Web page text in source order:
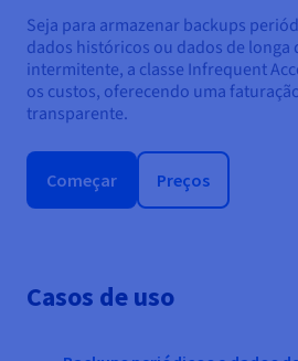
Seja para armazenar backups
dados históricos ou dados de longa
intermitente, a classe Infrequent
os custos, oferecendo uma
transparente.
Começar Preços
Casos de uso